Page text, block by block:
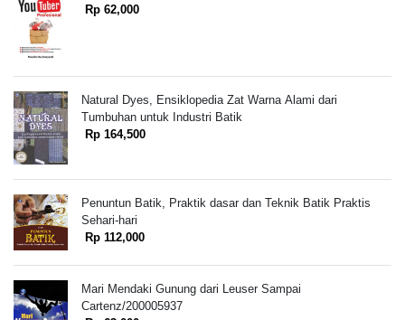
Rp 62,000
Natural Dyes, Ensiklopedia Zat Warna Alami dari
Tumbuhan untuk Industri Batik
Rp 164,500
Penuntun Batik, Praktik dasar dan Teknik Batik Praktis
Sehari-hari
Rp 112,000
Mari Mendaki Gunung dari Leuser Sampai
Cartenz/200005937